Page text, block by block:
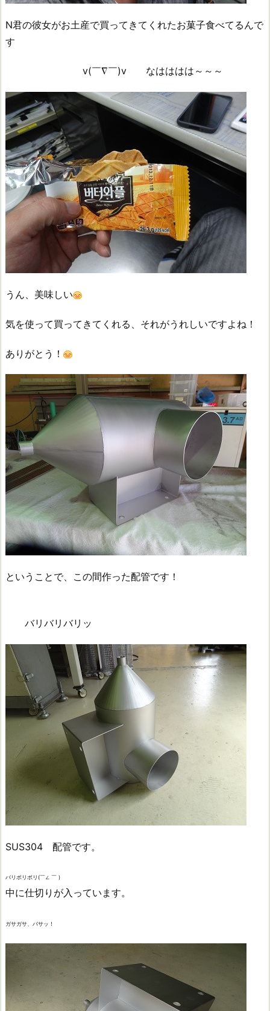
N君の彼女がお土産で買ってきてくれたお菓子食べてるんで
す
v(￣∇￣)v なはははは～～～
うん、美味しい
気を使って買ってきてくれる、それがうれしいですよね！
ありがとう！
ということで、この間作った配管です！
バリバリバリッ
SUS304 配管です。
バリボリボリ(￣∠ ￣ )
中に仕切りが入っています。
ガサガサ、バサッ！